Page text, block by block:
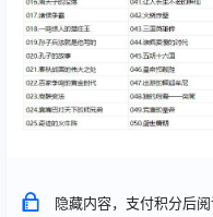
隐藏内容，支付积分后